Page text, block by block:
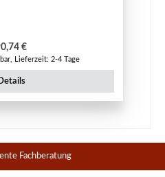
Preis:
€
Lieferzeit: 2-4 Tage
Details
Fachberatung